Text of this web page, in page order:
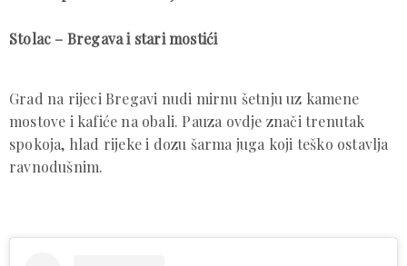
Stolac – Bregava i stari mostići
Grad na rijeci Bregavi nudi mirnu šetnju uz kamene
mostove i kafiće na obali. Pauza ovdje znači trenutak
spokoja, hlad rijeke i dozu šarma juga koji teško ostavlja
ravnodušnim.